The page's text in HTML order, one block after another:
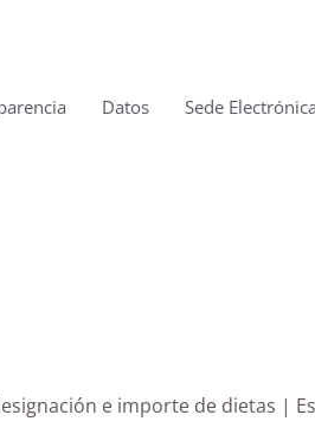
Datos Sede Electrónica
e importe de dietas |